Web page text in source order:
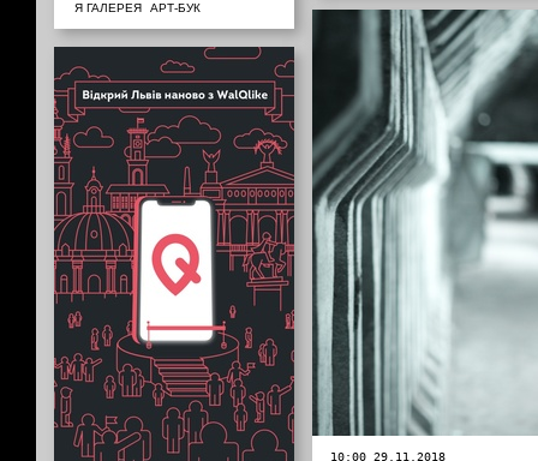
Я ГАЛЕРЕЯ АРТ-БУК
10:00 29.11.2018